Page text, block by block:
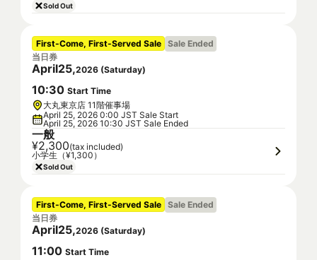
Sold Out
First-Come, First-Served Sale Sale Ended
当日券
April25,2026 (Saturday)
10:30 Start Time
大丸東京店 11階催事場
April 25, 2026 0:00 JST Sale Start
April 25, 2026 10:30 JST Sale Ended
一般
¥2,300(tax included)
小学生（¥1,300）
Sold Out
First-Come, First-Served Sale Sale Ended
当日券
April25,2026 (Saturday)
11:00 Start Time